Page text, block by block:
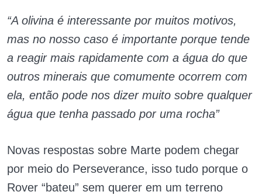
“A olivina é interessante por muitos motivos,
mas no nosso caso é importante porque tende
a reagir mais rapidamente com a água do que
outros minerais que comumente ocorrem com
ela, então pode nos dizer muito sobre qualquer
água que tenha passado por uma rocha”
Novas respostas sobre Marte podem chegar
por meio do Perseverance, isso tudo porque o
Rover “bateu” sem querer em um terreno